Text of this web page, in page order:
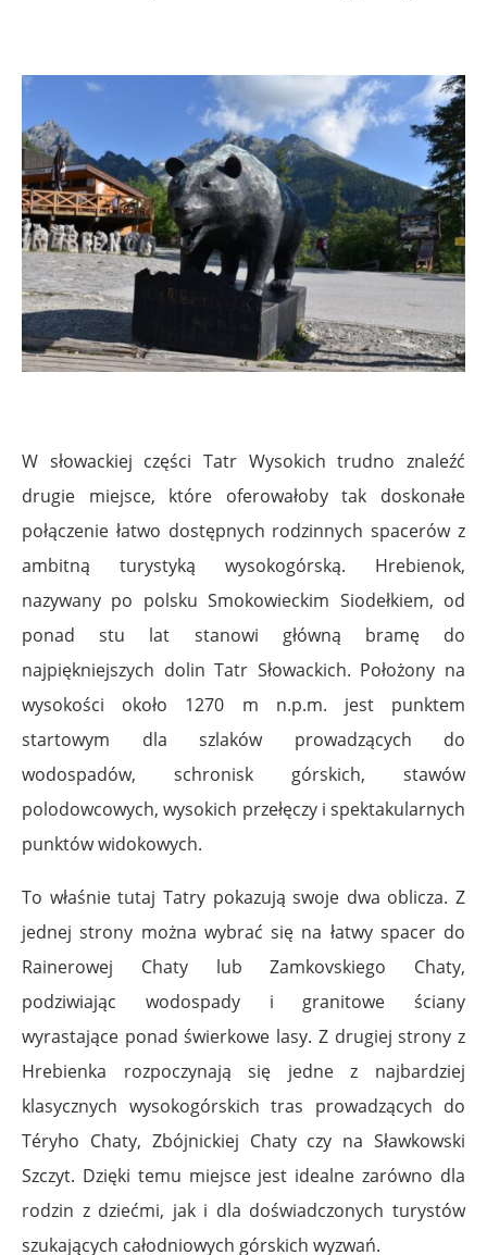
W słowackiej części Tatr Wysokich trudno znaleźć
drugie miejsce, które oferowałoby tak doskonałe
połączenie łatwo dostępnych rodzinnych spacerów z
ambitną turystyką wysokogórską. Hrebienok,
nazywany po polsku Smokowieckim Siodełkiem, od
ponad stu lat stanowi główną bramę do
najpiękniejszych dolin Tatr Słowackich. Położony na
wysokości około 1270 m n.p.m. jest punktem
startowym dla szlaków prowadzących do
wodospadów, schronisk górskich, stawów
polodowcowych, wysokich przełęczy i spektakularnych
punktów widokowych.
To właśnie tutaj Tatry pokazują swoje dwa oblicza. Z
jednej strony można wybrać się na łatwy spacer do
Rainerowej Chaty lub Zamkovskiego Chaty,
podziwiając wodospady i granitowe ściany
wyrastające ponad świerkowe lasy. Z drugiej strony z
Hrebienka rozpoczynają się jedne z najbardziej
klasycznych wysokogórskich tras prowadzących do
Téryho Chaty, Zbójnickiej Chaty czy na Sławkowski
Szczyt. Dzięki temu miejsce jest idealne zarówno dla
rodzin z dziećmi, jak i dla doświadczonych turystów
szukających całodniowych górskich wyzwań.